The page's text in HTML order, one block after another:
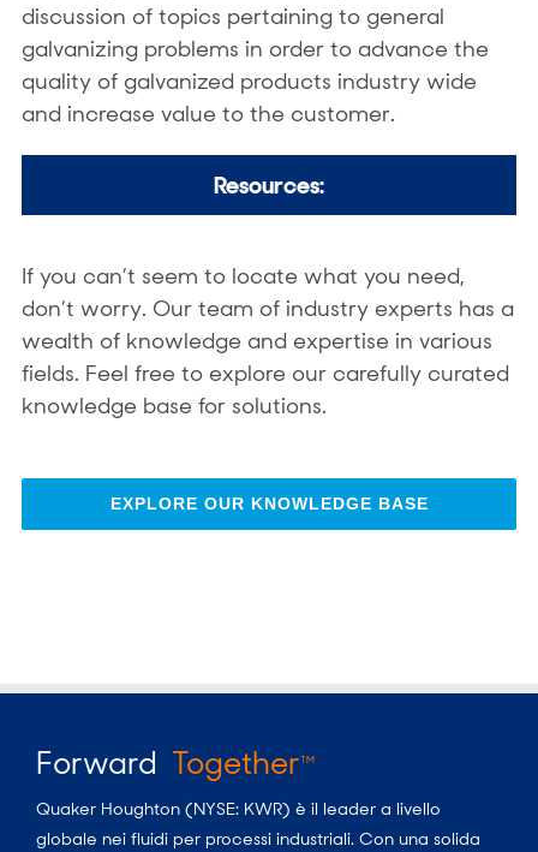
discussion of topics pertaining to general
galvanizing problems in order to advance the
quality of galvanized products industry wide
and increase value to the customer.
Resources:
If you can’t seem to locate what you need,
don’t worry. Our team of industry experts has a
wealth of knowledge and expertise in various
fields. Feel free to explore our carefully curated
knowledge base for solutions.
EXPLORE OUR KNOWLEDGE BASE
Forward TogetherTM
Quaker Houghton (NYSE: KWR) è il leader a livello
globale nei fluidi per processi industriali. Con una solida